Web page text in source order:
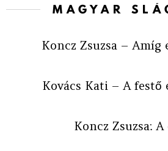
MAGYAR
Koncz Zsuzsa – Amíg
Kovács Kati – A festő
Koncz Zsuzsa: A